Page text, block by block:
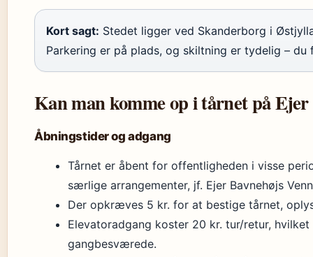
Kort sagt: Stedet ligger ved Skanderborg i
Parkering er på plads, og skiltning er tydelig –
Kan man komme op i tårnet på
Åbningstider og adgang
Tårnet er åbent for offentligheden i visse
særlige arrangementer, jf. Ejer Bavnehøjs
Der opkræves 5 kr. for at bestige tårnet,
Elevatoradgang koster 20 kr. tur/retur,
gangbesværede.